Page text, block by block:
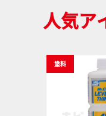
人気ア
塗料